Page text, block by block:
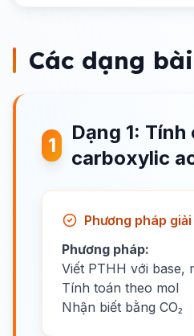
Các dạng
1
Dạng 1:
carboxylic
Phương pháp giải
Phương pháp:
Viết PTHH với base,
Tính toán theo mol
Nhận biết bằng CO₂